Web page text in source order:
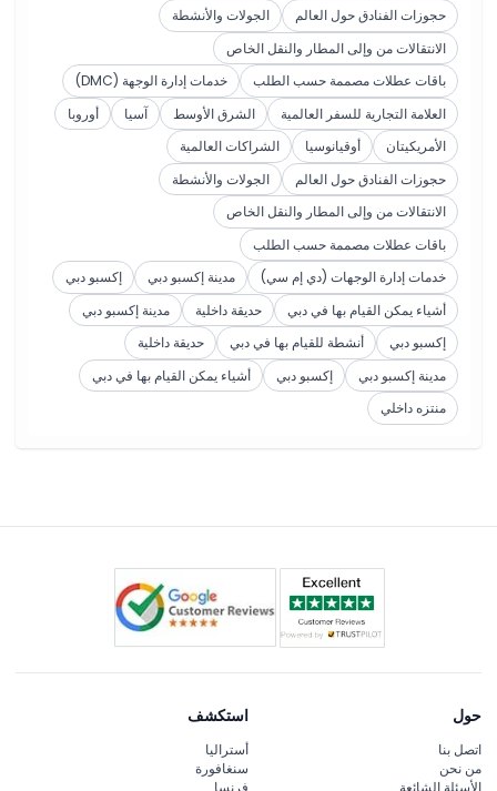
حجوزات الفنادق حول العالم
الجولات والأنشطة
الانتقالات من وإلى المطار والنقل الخاص
باقات عطلات مصممة حسب الطلب
خدمات إدارة الوجهة (DMC)
العلامة التجارية للسفر العالمية
الشرق الأوسط آسيا
أوروبا
الأمريكيتان
أوقيانوسيا
الشراكات العالمية
حجوزات الفنادق حول العالم
الجولات والأنشطة
الانتقالات من وإلى المطار والنقل الخاص
باقات عطلات مصممة حسب الطلب
خدمات إدارة الوجهات (دي إم سي)
مدينة إكسبو دبي
إكسبو دبي
أشياء يمكن القيام بها في دبي
حديقة داخلية
مدينة إكسبو دبي
إكسبو دبي
أنشطة للقيام بها في دبي
حديقة داخلية
مدينة إكسبو دبي
إكسبو دبي
أشياء يمكن القيام بها في دبي
منتزه داخلي
حول
اتصل بنا
من نحن
الأسئلة الشائعة
استكشف
أستراليا
سنغافورة
فرنسا